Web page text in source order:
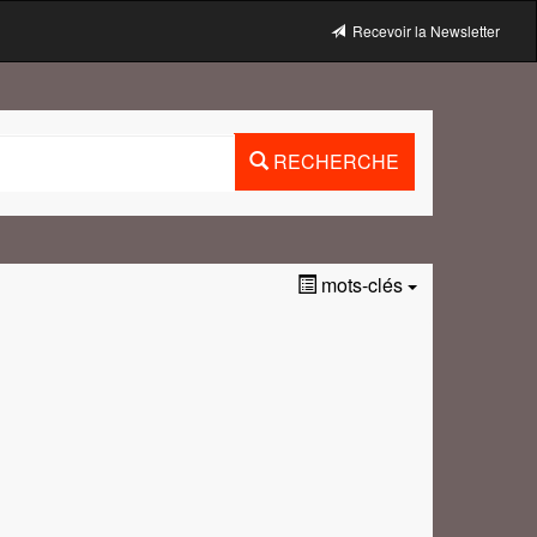
Recevoir la Newsletter
RECHERCHE
mots-clés